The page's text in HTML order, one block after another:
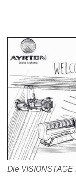
Die VISIONSTAGE